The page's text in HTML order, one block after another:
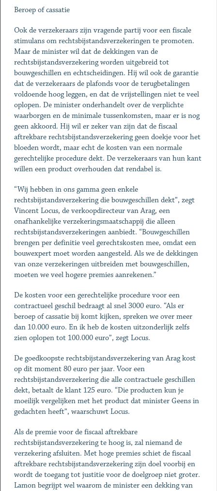
Beroep of cassatie
Ook de verzekeraars zijn vragende partij voor een fiscale
stimulans om rechtsbijstandsverzekeringen te promoten.
Maar de minister wil dat de dekkingen van de
rechtsbijstandsverzekering worden uitgebreid tot
bouwgeschillen en echtscheidingen. Hij wil ook de garantie
dat de verzekeraars de plafonds voor de terugbetalingen
voldoende hoog leggen, en dat de vrijstellingen niet te veel
oplopen. De minister onderhandelt over de verplichte
waarborgen en de minimale tussenkomsten, maar er is nog
geen akkoord. Hij wil er zeker van zijn dat de fiscaal
aftrekbare rechtsbijstandsverzekering geen doekje voor het
bloeden wordt, maar echt de kosten van een normale
gerechtelijke procedure dekt. De verzekeraars van hun kant
willen een product overhouden dat rendabel is.
“Wij hebben in ons gamma geen enkele
rechtsbijstandsverzekering die bouwgeschillen dekt”, zegt
Vincent Locus, de verkoopdirecteur van Arag, een
onafhankelijke verzekeringsmaatschappij die alleen
rechtsbijstandsverzekeringen aanbiedt. “Bouwgeschillen
brengen per definitie veel gerechtskosten mee, omdat een
bouwexpert moet worden aangesteld. Als we de dekkingen
van onze verzekeringen uitbreiden met bouwgeschillen,
moeten we veel hogere premies aanrekenen.”
De kosten voor een gerechtelijke procedure voor een
contractueel geschil bedraagt al snel 3000 euro. “Als er
beroep of cassatie bij komt kijken, spreken we over meer
dan 10.000 euro. En ik heb de kosten uitzonderlijk zelfs
zien oplopen tot 100.000 euro”, zegt Locus.
De goedkoopste rechtsbijstandsverzekering van Arag kost
op dit moment 80 euro per jaar. Voor een
rechtsbijstandsverzekering die alle contractuele geschillen
dekt, betaalt de klant 125 euro. “Die producten kun je
moeilijk vergelijken met het product dat minister Geens in
gedachten heeft”, waarschuwt Locus.
Als de premie voor de fiscaal aftrekbare
rechtsbijstandsverzekering te hoog is, zal niemand de
verzekering afsluiten. Met hoge premies schiet de fiscaal
aftrekbare rechtsbijstandsverzekering zijn doel voorbij en
wordt de toegang tot justitie voor de doelgroep niet groter.
Lamon begrijpt wel waarom de minister een dekking van